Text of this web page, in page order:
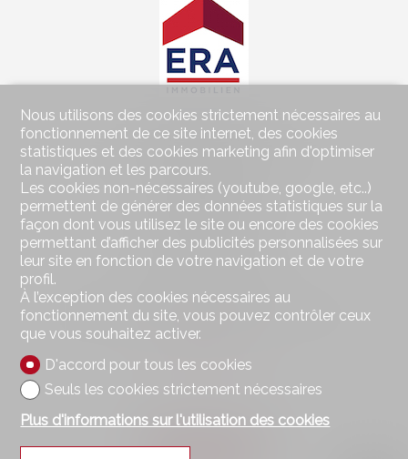
Contactez-nous
Wohnen im Seeland Immobilien GmbH
Hauptstrasse 49
2560 Nidau
Tél. 032 323 01 04
Fax 032 323 01 06
wohnen@imseeland.ch
Restez connecté
Ne laissez aucun bien vous échapper, inscrivez-vous
gratuitement.
S'abonner
Suivez-nous sur
Nous utilisons des cookies strictement nécessaires au
fonctionnement de ce site internet, des cookies
statistiques et des cookies marketing afin d'optimiser
la navigation et les parcours.
Les cookies non-nécessaires (youtube, google, etc..)
permettent de générer des données statistiques sur la
façon dont vous utilisez le site ou encore des cookies
permettant d’afficher des publicités personnalisées sur
leur site en fonction de votre navigation et de votre
profil.
À l’exception des cookies nécessaires au
fonctionnement du site, vous pouvez contrôler ceux
que vous souhaitez activer.
D'accord pour tous les cookies
Seuls les cookies strictement nécessaires
Plus d'informations sur l'utilisation des cookies